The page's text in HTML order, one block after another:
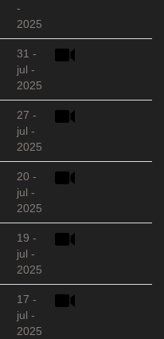
-
2025
31 -
jul -
2025
27 -
jul -
2025
20 -
jul -
2025
19 -
jul -
2025
17 -
jul -
2025